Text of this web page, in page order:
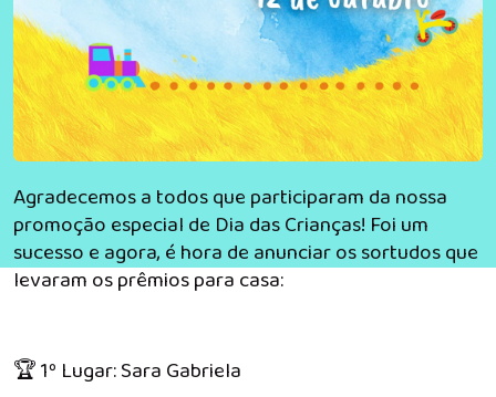
Agradecemos a todos que participaram da nossa
promoção especial de Dia das Crianças! Foi um
sucesso e agora, é hora de anunciar os sortudos que
levaram os prêmios para casa:
🏆 1º Lugar: Sara Gabriela